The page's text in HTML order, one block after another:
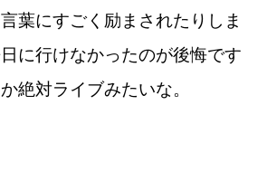
葉にすごく励まされたりしま
に行けなかったのが後悔です
絶対ライブみたいな。